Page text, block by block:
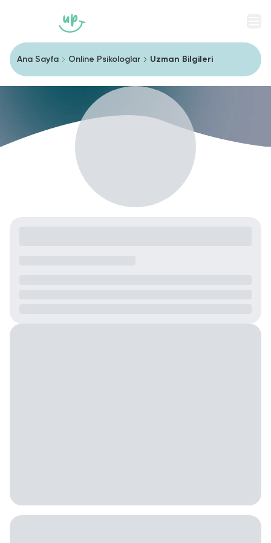
Ana Sayfa Online Psikologlar Uzman Bilgileri